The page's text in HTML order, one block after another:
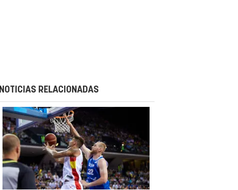
NOTICIAS RELACIONADAS